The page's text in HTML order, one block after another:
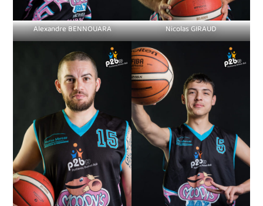
Alexandre BENNOUARA Nicolas GIRAUD